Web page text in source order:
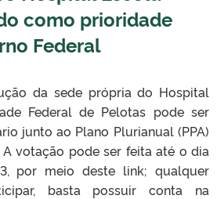
como prioridade
Federal
da sede própria do Hospital
Federal de Pelotas pode ser
junto ao Plano Plurianual (PPA)
votação pode ser feita até o dia
por meio deste link; qualquer
basta possuir conta na